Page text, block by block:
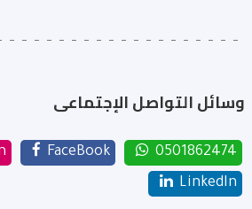
وسائل التواصل الإجتماعى
0501862474
FaceBook
LinkedIn